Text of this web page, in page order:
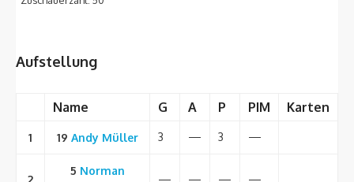
Aufstellung
Name G A P PIM Karten
1 19 Andy Müller 3 — 3 —
2
5 Norman
— — — —